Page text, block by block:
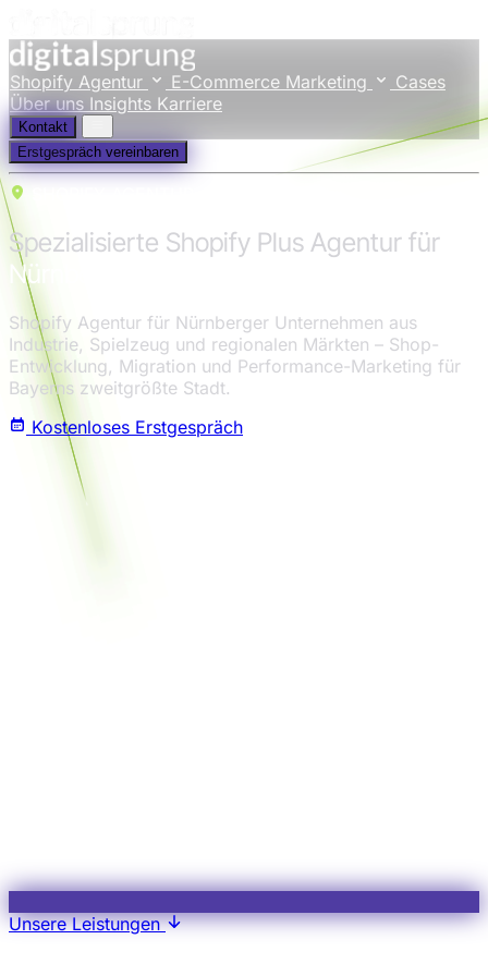
Shopify Agentur E-Commerce Marketing
Cases
Über uns Insights Karriere
Kontakt
Erstgespräch vereinbaren
Spezialisierte Shopify Plus Agentur für
Nürnberg
Shopify Agentur für Nürnberger Unternehmen aus
Industrie, Spielzeug und regionalen Märkten – Shop-
Entwicklung, Migration und Performance-Marketing für
Bayerns zweitgrößte Stadt.
Kostenloses Erstgespräch
Unsere Leistungen